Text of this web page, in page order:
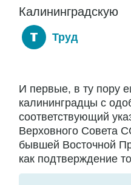
Калининградскую
Труд
И первые, в ту пору
калининградцы с
соответствующий
Верховного Совета
бывшей Восточной
как подтверждение